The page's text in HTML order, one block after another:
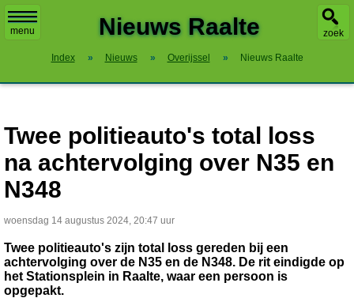
menu zoek
Nieuws Raalte
Index » Nieuws » Overijssel » Nieuws Raalte
Twee politieauto's total loss
na achtervolging over N35 en
N348
woensdag 14 augustus 2024, 20:47 uur
Twee politieauto's zijn total loss gereden bij een
achtervolging over de N35 en de N348. De rit eindigde op
het Stationsplein in Raalte, waar een persoon is
opgepakt.